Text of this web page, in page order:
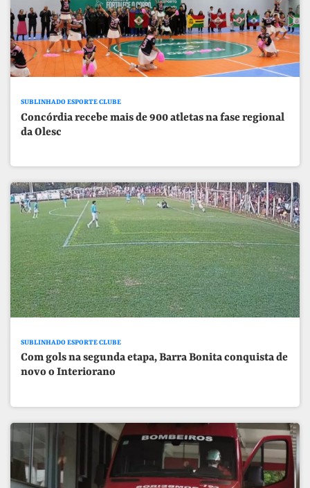
SUBLINHADO ESPORTE CLUBE
Concórdia recebe mais de 900 atletas na fase regional
da Olesc
SUBLINHADO ESPORTE CLUBE
Com gols na segunda etapa, Barra Bonita conquista de
novo o Interiorano